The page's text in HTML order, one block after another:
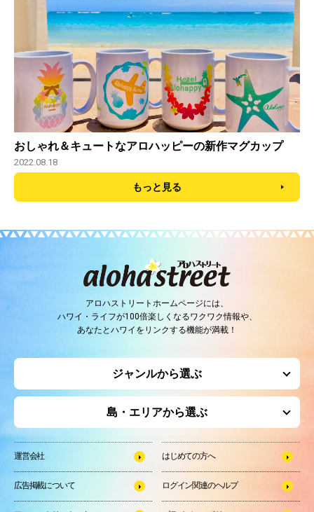
おしゃれ＆キュートなアロハッピーの新作マグカップ
2022.08.18
もっと見る
アロハストリートホームページには、
ハワイ・ライフが100倍楽しくなるワクワク情報や、
あなたとハワイをリンクする機能が満載！
ジャンルから選ぶ
島・エリアから選ぶ
運営会社 はじめての方へ
広告掲載について ログイン関連のヘルプ